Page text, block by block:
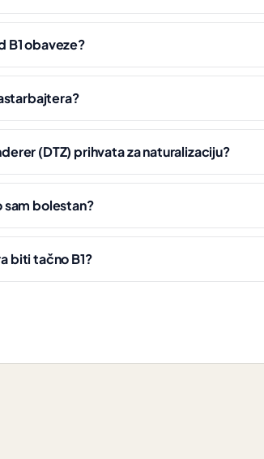
B1 obaveze?
(DTZ) prihvata za naturalizaciju?
bolestan?
biti tačno B1?